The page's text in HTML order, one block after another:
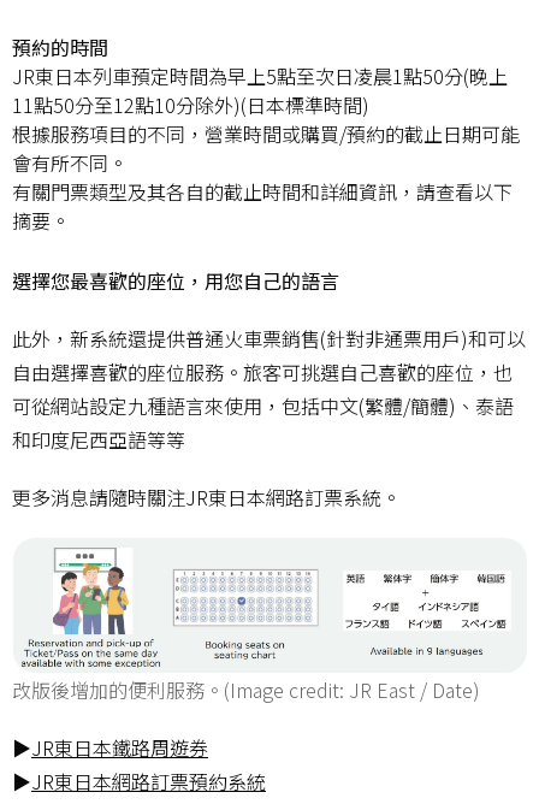
預約的時間
JR東日本列車預定時間為早上5點至次日凌晨1點50分(晚上
11點50分至12點10分除外)(日本標準時間)
根據服務項目的不同，營業時間或購買/預約的截止日期可能
會有所不同。
有關門票類型及其各自的截止時間和詳細資訊，請查看以下
摘要。
選擇您最喜歡的座位，用您自己的語言
此外，新系統還提供普通火車票銷售(針對非通票用戶)和可以
自由選擇喜歡的座位服務。旅客可挑選自己喜歡的座位，也
可從網站設定九種語言來使用，包括中文(繁體/簡體)、泰語
和印度尼西亞語等等
更多消息請隨時關注JR東日本網路訂票系統。
改版後增加的便利服務。(Image credit: JR East / Date)
▶JR東日本鐵路周遊券
▶JR東日本網路訂票預約系統